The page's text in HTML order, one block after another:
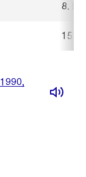
8.
15.